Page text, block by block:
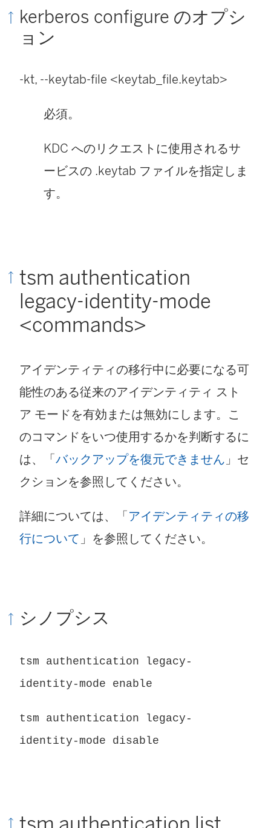
kerberos configure のオプシ
ョン
-kt, --keytab-file <keytab_file.keytab>
必須。
KDC へのリクエストに使用されるサ
ービスの .keytab ファイルを指定しま
す。
tsm authentication
legacy-identity-mode
<commands>
アイデンティティの移行中に必要になる可
能性のある従来のアイデンティティ スト
ア モードを有効または無効にします。こ
のコマンドをいつ使用するかを判断するに
は、「バックアップを復元できません 」セ
クションを参照してください。
詳細については、「アイデンティティの移
行について 」を参照してください。
シノプシス
tsm authentication legacy-
identity-mode enable
tsm authentication legacy-
identity-mode disable